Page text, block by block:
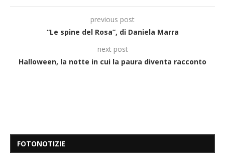
previous post
“Le spine del Rosa”, di Daniela Marra
next post
Halloween, la notte in cui la paura diventa racconto
FOTONOTIZIE